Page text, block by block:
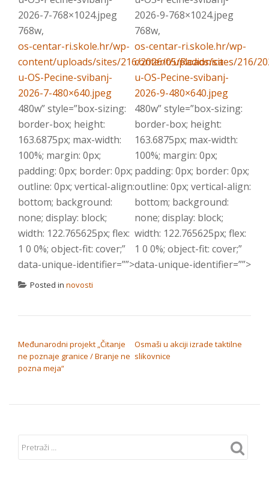
2026-7-768×1024.jpeg
768w,
os-centar-ri.skole.hr/wp-
content/uploads/sites/216/2026/05/Radionica-
u-OS-Pecine-svibanj-
2026-7-480×640.jpeg
480w” style=”box-sizing:
border-box; height:
163.6875px; max-width:
100%; margin: 0px;
padding: 0px; border: 0px;
outline: 0px; vertical-align:
bottom; background:
none; display: block;
width: 122.765625px; flex:
1 0 0%; object-fit: cover;”
data-unique-identifier=””>
2026-9-768×1024.jpeg
768w,
os-centar-ri.skole.hr/wp-
content/uploads/sites/216/
u-OS-Pecine-svibanj-
2026-9-480×640.jpeg
480w” style=”box-sizing:
border-box; height:
163.6875px; max-width:
100%; margin: 0px;
padding: 0px; border: 0px;
outline: 0px; vertical-align:
bottom; background:
none; display: block;
width: 122.765625px; flex:
1 0 0%; object-fit: cover;”
data-unique-identifier=””>
Posted in novosti
Međunarodni projekt „Čitanje
ne poznaje granice / Branje ne
pozna meja“
Osmaši u akciji izrade taktilne
slikovnice